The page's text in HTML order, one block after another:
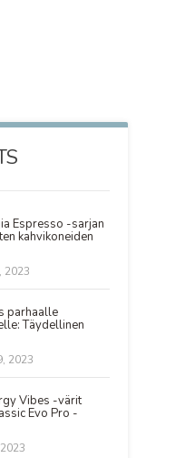
Espresso -sarjan
kahvikoneiden
2023
parhaalle
Täydellinen
2023
Vibes -värit
Evo Pro -